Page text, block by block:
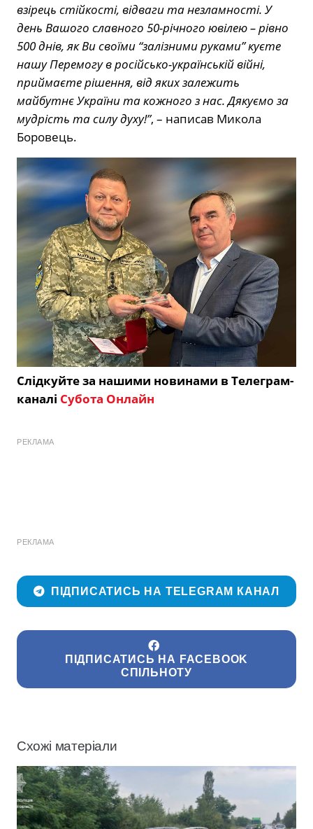
взірець стійкості, відваги та незламності. У
день Вашого славного 50-річного ювілею – рівно
500 днів, як Ви своїми “залізними руками” куєте
нашу Перемогу в російсько-українській війні,
приймаєте рішення, від яких залежить
майбутнє України та кожного з нас. Дякуємо за
мудрість та силу духу!”, – написав Микола
Боровець.
Слідкуйте за нашими новинами в Телеграм-
каналі Субота Онлайн
РЕКЛАМА
РЕКЛАМА
ПІДПИСАТИСЬ НА TELEGRAM КАНАЛ
ПІДПИСАТИСЬ НА FACEBOOK
СПІЛЬНОТУ
Схожі матеріали